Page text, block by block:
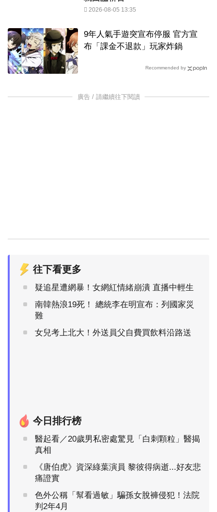
2026-08-05 13:35
9年人氣手遊突宣布停服 官方宣
布「課金不退款」玩家炸鍋
Recommended by
廣告 / 請繼續往下閱讀
往下看更多
疑追星遭網暴！女網紅情緒崩潰 直播中輕生
南韓熱浪19死！ 總統李在明宣布：列國家災
難
女兒考上北大！外送員父自費買飲料沿路送
今日排行榜
醫起看／20歲男私密處驚見「白刺顆粒」醫揭
真相
《唐伯虎》資深綠葉演員 黎彼得病逝...好友悲
痛證實
色外公稱「幫看過敏」騙孫女脫褲侵犯！法院
判2年4月